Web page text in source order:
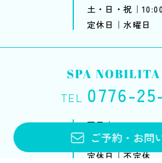
ご予約 ・ お問
土・日・祝｜
定休日｜水曜日
SPA NOBILITA
TEL 0776-
平日｜10:00〜
土・日・祝｜
定休日｜不定休